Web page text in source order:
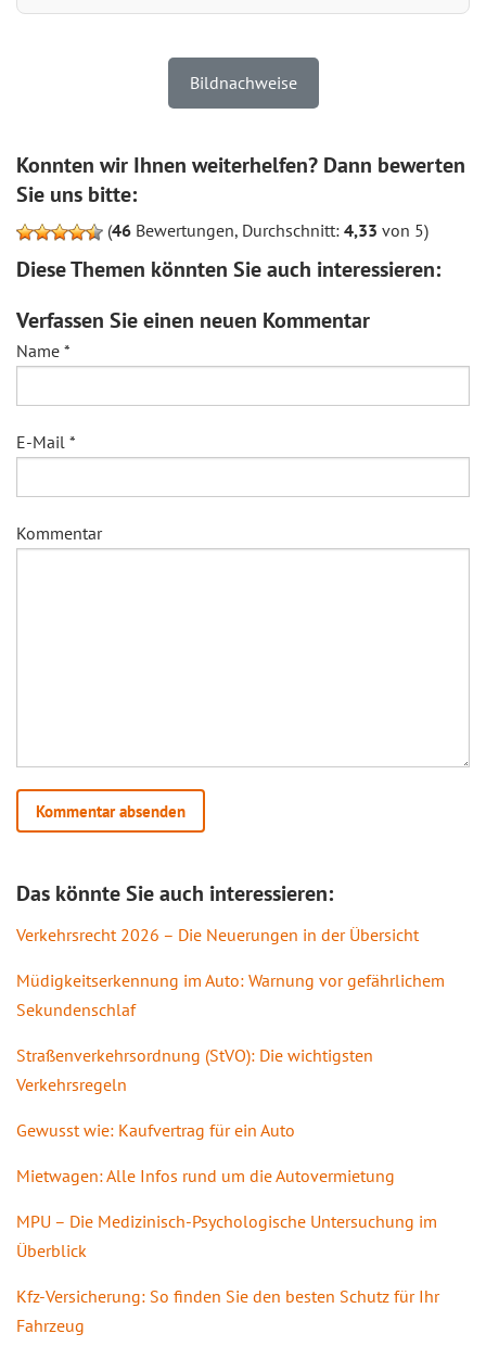
Bildnachweise
Konnten wir Ihnen weiterhelfen? Dann bewerten
Sie uns bitte:
(46 Bewertungen, Durchschnitt: 4,33 von 5)
Diese Themen könnten Sie auch interessieren:
Verfassen Sie einen neuen Kommentar
Name *
E-Mail *
Kommentar
Das könnte Sie auch interessieren:
Verkehrsrecht 2026 – Die Neuerungen in der Übersicht
Müdigkeitserkennung im Auto: Warnung vor gefährlichem
Sekundenschlaf
Straßenverkehrsordnung (StVO): Die wichtigsten
Verkehrsregeln
Gewusst wie: Kaufvertrag für ein Auto
Mietwagen: Alle Infos rund um die Autovermietung
MPU – Die Medizinisch-Psychologische Untersuchung im
Überblick
Kfz-Versicherung: So finden Sie den besten Schutz für Ihr
Fahrzeug